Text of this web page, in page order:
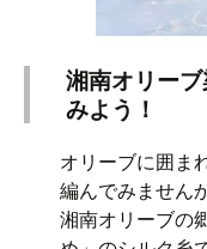
湘南オリー
みよう！
オリーブに囲ま
編んでみません
湘南オリーブの